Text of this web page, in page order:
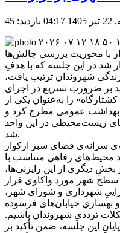
بازدید: 45
با محوریت بررسی چالش‌ها
شد در این جلسه که با هدفِ
شهروندان ترتیب یافت،
بر ضرورتِ تسریع در اجرای
را به‌عنوان یکی از
عمومی مطرح کرد و
زیست‌محیطی در این واحد
شد.
سرانه‌ی فضای سبز ارکواز
محیط‌های رفاهیِ متناسب با
بخشِ دیگری از این رایزنی‌ها،
شهر مورد واکاوی قرار
شهرداری و شورای شهر،
و بهسازیِ خیابان‌های فرسوده
ترددیِ شهروندان باشیم.
این جلسه، ضمن تأکید بر